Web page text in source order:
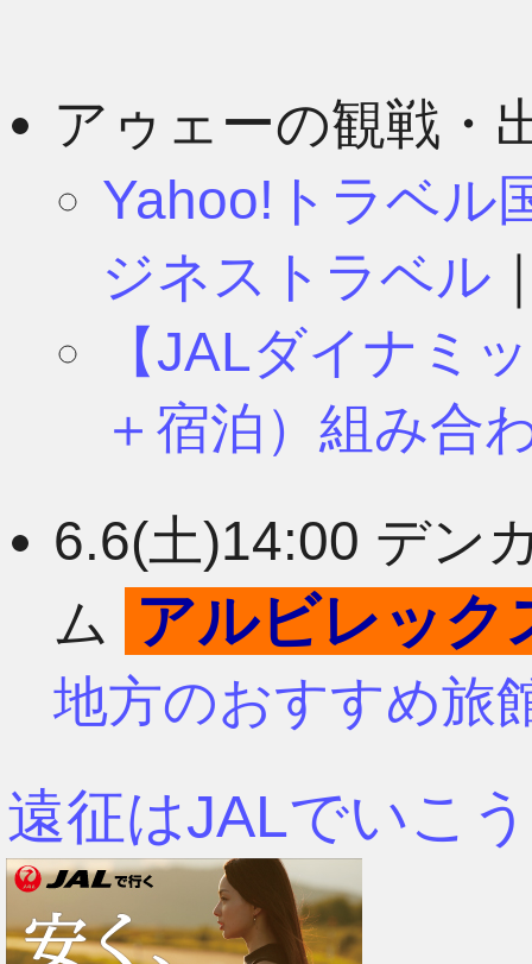
アゥェーの観戦・
Yahoo!トラベル
ジネストラベル
【JALダイナミ
＋宿泊）組み合
6.6(土)14:00 デン
ム
アルビレック
地方のおすすめ旅
遠征はJALでいこう